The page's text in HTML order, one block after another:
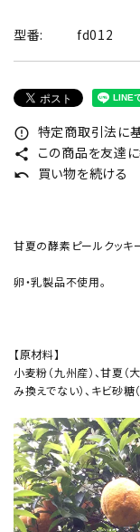
型番: fd012
error_outline 特定商取引法に
share この商品を友達
undo 買い物を続ける
甘夏の酵素ピールクッキ
卵・乳製品不使用。
【原材料】
小麦粉（九州産）、甘夏（
み換えでない）、キビ砂糖